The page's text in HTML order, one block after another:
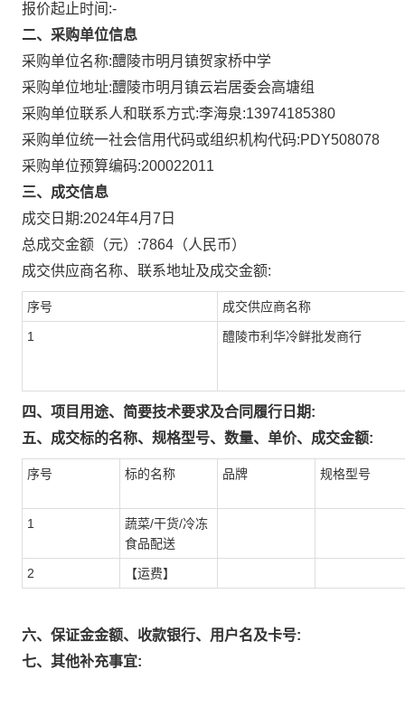
报价起止时间:-
二、采购单位信息
采购单位名称:醴陵市明月镇贺家桥中学
采购单位地址:醴陵市明月镇云岩居委会高塘组
采购单位联系人和联系方式:李海泉:13974185380
采购单位统一社会信用代码或组织机构代码:PDY508078
采购单位预算编码:200022011
三、成交信息
成交日期:2024年4月7日
总成交金额（元）:7864 （人民币）
成交供应商名称、联系地址及成交金额:
序号 成交供应商名称
1 醴陵市利华冷鲜批发商行
四、项目用途、简要技术要求及合同履行日期:
五、成交标的名称、规格型号、数量、单价、成交金额:
序号 标的名称 品牌 规格型号
1
蔬菜/干货/冷冻
食品配送
2 【运费】
六、保证金金额、收款银行、用户名及卡号:
七、其他补充事宜: